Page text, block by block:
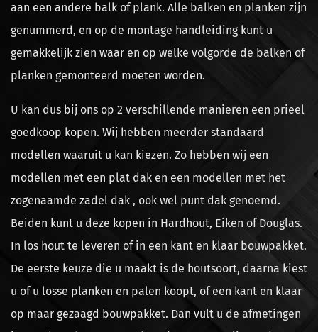
aan een andere balk of plank. Alle balken en planken zijn
genummerd, en op de montage handleiding kunt u
gemakkelijk zien waar en op welke volgorde de balken of
planken gemonteerd moeten worden.
U kan dus bij ons op 2 verschillende manieren een prieel
goedkoop kopen. Wij hebben meerder standaard
modellen waaruit u kan kiezen. Zo hebben wij een
modellen met een plat dak en een modellen met het
zogenaamde zadel dak , ook wel punt dak genoemd.
Beiden kunt u deze kopen in Hardhout, Eiken of Douglas.
In los hout te leveren of in een kant en klaar bouwpakket.
De eerste keuze die u maakt is de houtsoort, daarna kiest
u of u losse planken en palen koopt, of een kant en klaar
op maar gezaagd bouwpakket. Dan vult u de afmetingen